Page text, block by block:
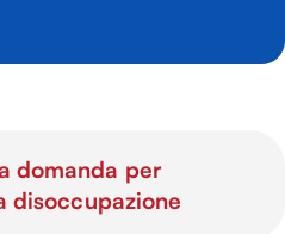
domanda per
disoccupazione